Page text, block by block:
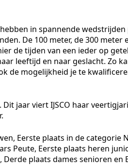
in spannende
De 100 meter, de 300 meter
de tijden van een ieder op
leeftijd en naar geslacht. Zo
de mogelijkheid je te
Dit jaar viert IJSCO haar
Eerste plaats in de categorie
Peute, Eerste plaats heren
Derde plaats dames senioren en